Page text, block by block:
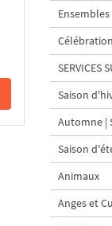
SERVICES
Saison
Automne |
Saison
Animaux
Anges et